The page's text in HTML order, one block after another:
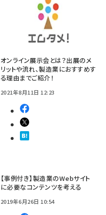
オンライン展示会とは？出展のメ
リットや流れ、製造業におすすめす
る理由までご紹介！
2021年8月11日 12:23
【事例付き】製造業のWebサイト
に必要なコンテンツを考える
2019年6月26日 10:54